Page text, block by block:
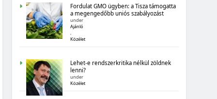
MAGYARORSZÁG SZÁMOKBAN:
BIOGAZDÁLKODÁS
Fordulat GMO ügyben: a Tisza támogatta
a megengedőbb uniós szabályozást
under
Ajánló
Közélet
Lehet-e rendszerkritika nélkül zöldnek
lenni?
under
Közélet